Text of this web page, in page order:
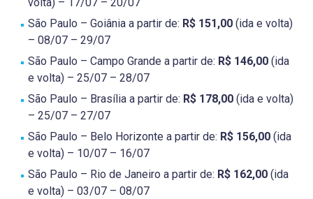
volta) – 17/07 – 20/07
São Paulo – Goiânia a partir de: R$ 151,00 (ida e volta)
– 08/07 – 29/07
São Paulo – Campo Grande a partir de: R$ 146,00 (ida
e volta) – 25/07 – 28/07
São Paulo – Brasília a partir de: R$ 178,00 (ida e volta)
– 25/07 – 27/07
São Paulo – Belo Horizonte a partir de: R$ 156,00 (ida
e volta) – 10/07 – 16/07
São Paulo – Rio de Janeiro a partir de: R$ 162,00 (ida
e volta) – 03/07 – 08/07